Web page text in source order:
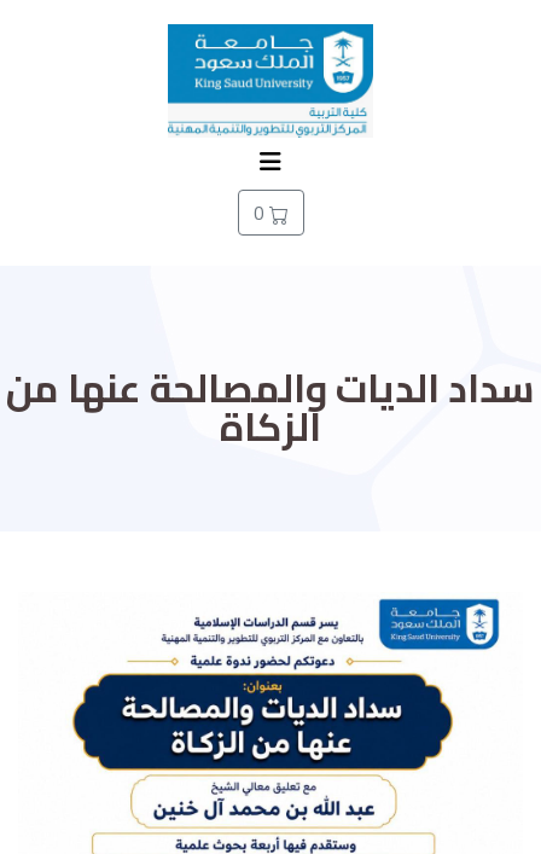
0
سداد الديات والمصالحة عنها من
الزكاة